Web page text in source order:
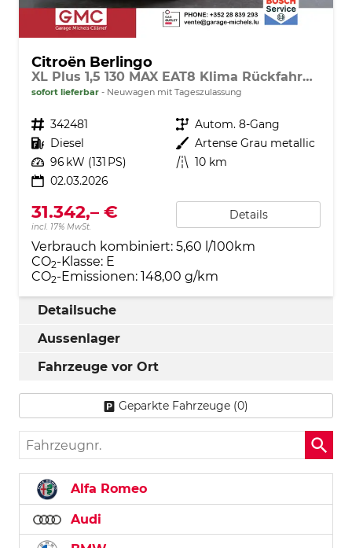
Citroën Berlingo
XL Plus 1,5 130 MAX EAT8 Klima Rückfahrkamera Einparkhilfe Navigation Sitzheizung Keyless
sofort lieferbar Neuwagen mit Tageszulassung
Fahrzeugnr. 342481 Getriebe Autom. 8-Gang
Kraftstoff Diesel Außenfarbe Artense Grau metallic
Leistung 96 kW (131 PS) Kilometerstand 10 km
02.03.2026
31.342,– €
incl. 17% MwSt.
Details
Verbrauch kombiniert: 5,60 l/100km
CO2-Klasse: E
CO2-Emissionen: 148,00 g/km
Detailsuche
Aussenlager
Fahrzeuge vor Ort
Geparkte Fahrzeuge (0)
Fahrzeugnr.
Alfa Romeo
Audi